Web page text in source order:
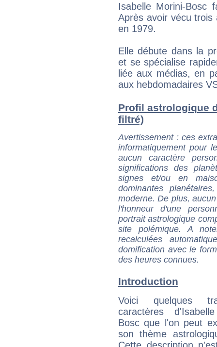
Isabelle Morini-Bosc
Après avoir vécu trois
en 1979.
Elle débute dans la
et se spécialise
liée aux médias, en
aux hebdomadaires
Profil astrologique
filtré)
Avertissement: ces
informatiquement pour
aucun caractère
significations des
signes et/ou en
dominantes
moderne. De plus,
l'honneur d'une
portrait astrologique
site polémique. A
recalculées
domification avec le
des heures connues.
Introduction
Voici quelques
caractères
Bosc que l'on peut
son thème